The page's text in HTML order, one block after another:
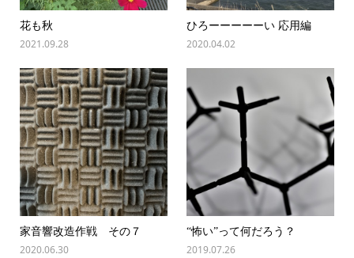
花も秋
2021.09.28
ひろーーーーーい 応用編
2020.04.02
家音響改造作戦 その７
2020.06.30
“怖い”って何だろう？
2019.07.26